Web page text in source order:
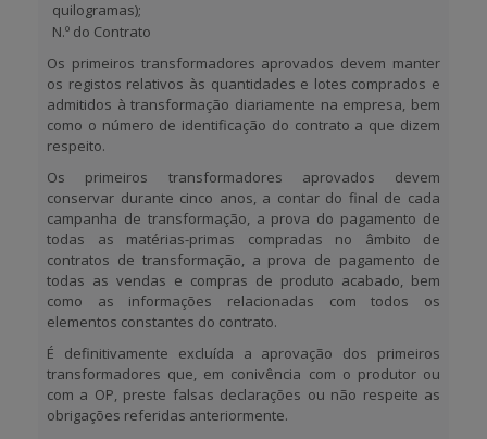
quilogramas);
N.º do Contrato
Os primeiros transformadores aprovados devem manter
os registos relativos às quantidades e lotes comprados e
admitidos à transformação diariamente na empresa, bem
como o número de identificação do contrato a que dizem
respeito.
Os primeiros transformadores aprovados devem
conservar durante cinco anos, a contar do final de cada
campanha de transformação, a prova do pagamento de
todas as matérias-primas compradas no âmbito de
contratos de transformação, a prova de pagamento de
todas as vendas e compras de produto acabado, bem
como as informações relacionadas com todos os
elementos constantes do contrato.
É definitivamente excluída a aprovação dos primeiros
transformadores que, em conivência com o produtor ou
com a OP, preste falsas declarações ou não respeite as
obrigações referidas anteriormente.